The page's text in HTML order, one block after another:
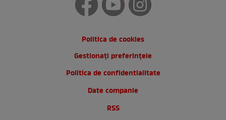
Politica de cookies
Gestionați preferințele
Politica de confidentialitate
Date companie
RSS